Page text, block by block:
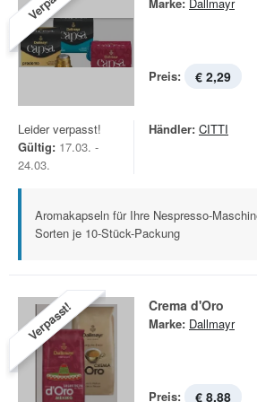
Preis: € 2,29
Leider verpasst!
Gültig: 17.03. -
24.03.
Händler: CITTI
Aromakapseln für Ihre Nespresso-
Sorten je 10-Stück-Packung
Verpasst! Crema d'Oro
Marke: Dallmayr
Preis: € 8,88